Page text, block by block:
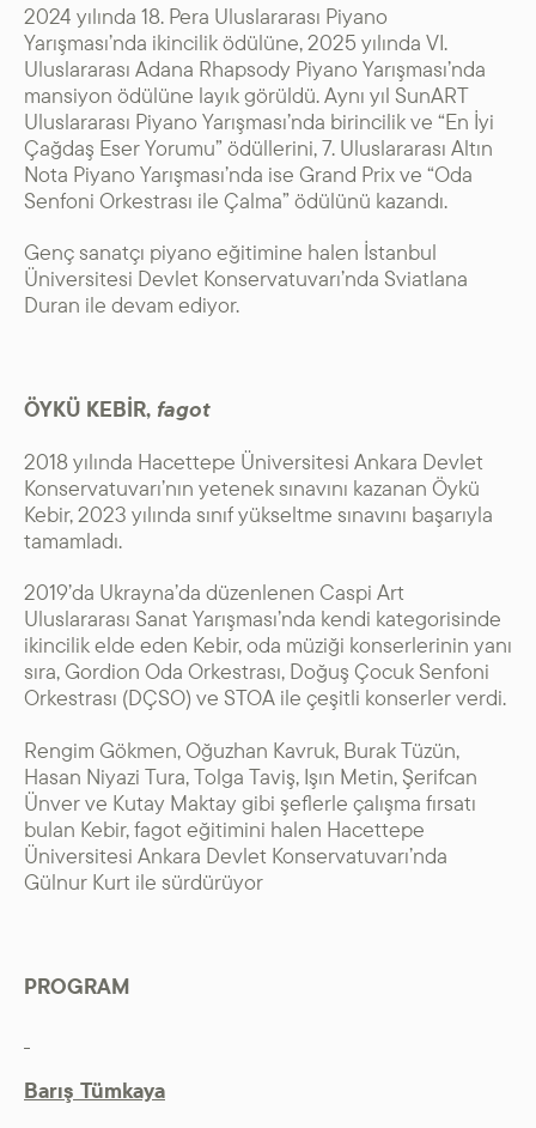
2024 yılında 18. Pera Uluslararası Piyano
Yarışması’nda ikincilik ödülüne, 2025 yılında VI.
Uluslararası Adana Rhapsody Piyano Yarışması’nda
mansiyon ödülüne layık görüldü. Aynı yıl SunART
Uluslararası Piyano Yarışması’nda birincilik ve “En İyi
Çağdaş Eser Yorumu” ödüllerini, 7. Uluslararası Altın
Nota Piyano Yarışması’nda ise Grand Prix ve “Oda
Senfoni Orkestrası ile Çalma” ödülünü kazandı.
Genç sanatçı piyano eğitimine halen İstanbul
Üniversitesi Devlet Konservatuvarı’nda Sviatlana
Duran ile devam ediyor.
ÖYKÜ KEBİR, fagot
2018 yılında Hacettepe Üniversitesi Ankara Devlet
Konservatuvarı’nın yetenek sınavını kazanan Öykü
Kebir, 2023 yılında sınıf yükseltme sınavını başarıyla
tamamladı.
2019’da Ukrayna’da düzenlenen Caspi Art
Uluslararası Sanat Yarışması’nda kendi kategorisinde
ikincilik elde eden Kebir, oda müziği konserlerinin yanı
sıra, Gordion Oda Orkestrası, Doğuş Çocuk Senfoni
Orkestrası (DÇSO) ve STOA ile çeşitli konserler verdi.
Rengim Gökmen, Oğuzhan Kavruk, Burak Tüzün,
Hasan Niyazi Tura, Tolga Taviş, Işın Metin, Şerifcan
Ünver ve Kutay Maktay gibi şeflerle çalışma fırsatı
bulan Kebir, fagot eğitimini halen Hacettepe
Üniversitesi Ankara Devlet Konservatuvarı’nda
Gülnur Kurt ile sürdürüyor
PROGRAM
Barış Tümkaya